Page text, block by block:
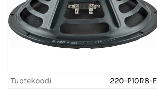
Tuotekoodi
220-P10R8-F